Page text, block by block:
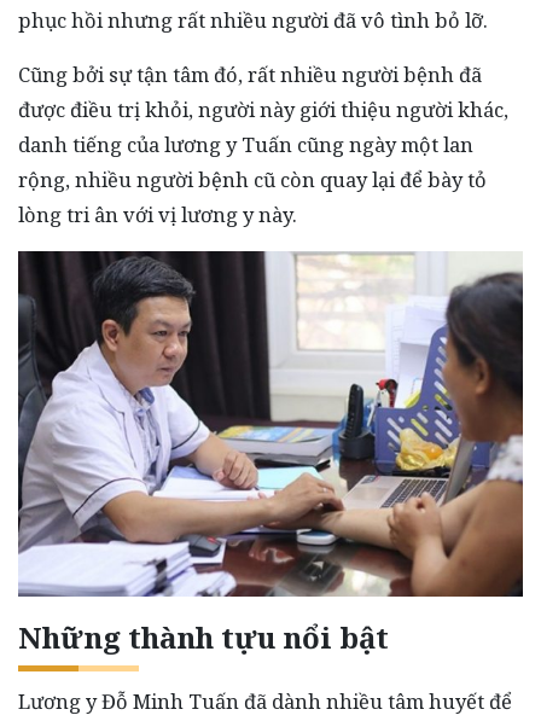
phục hồi nhưng rất nhiều người đã vô tình bỏ lỡ.
Cũng bởi sự tận tâm đó, rất nhiều người bệnh đã
được điều trị khỏi, người này giới thiệu người khác,
danh tiếng của lương y Tuấn cũng ngày một lan
rộng, nhiều người bệnh cũ còn quay lại để bày tỏ
lòng tri ân với vị lương y này.
Những thành tựu nổi bật
Lương y Đỗ Minh Tuấn đã dành nhiều tâm huyết để